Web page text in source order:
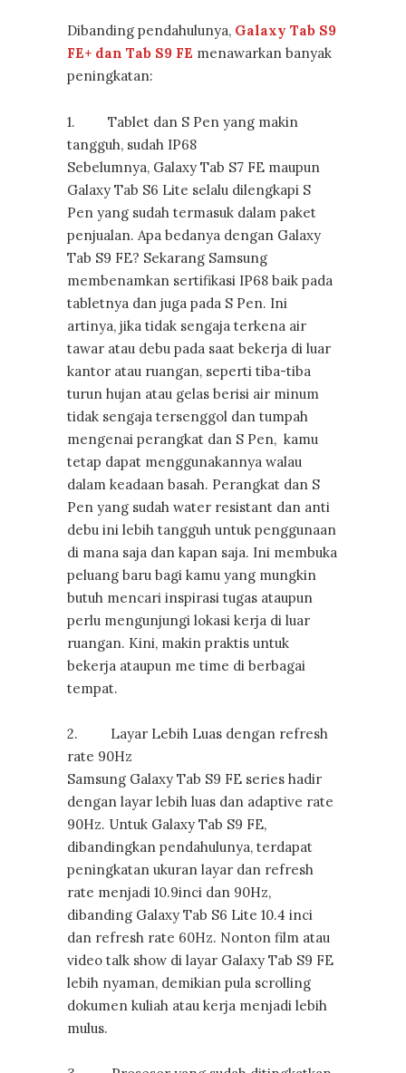
Dibanding pendahulunya, Galaxy Tab S9
FE+ dan Tab S9 FE menawarkan banyak
peningkatan:
1. Tablet dan S Pen yang makin
tangguh, sudah IP68
Sebelumnya, Galaxy Tab S7 FE maupun
Galaxy Tab S6 Lite selalu dilengkapi S
Pen yang sudah termasuk dalam paket
penjualan. Apa bedanya dengan Galaxy
Tab S9 FE? Sekarang Samsung
membenamkan sertifikasi IP68 baik pada
tabletnya dan juga pada S Pen. Ini
artinya, jika tidak sengaja terkena air
tawar atau debu pada saat bekerja di luar
kantor atau ruangan, seperti tiba-tiba
turun hujan atau gelas berisi air minum
tidak sengaja tersenggol dan tumpah
mengenai perangkat dan S Pen, kamu
tetap dapat menggunakannya walau
dalam keadaan basah. Perangkat dan S
Pen yang sudah water resistant dan anti
debu ini lebih tangguh untuk penggunaan
di mana saja dan kapan saja. Ini membuka
peluang baru bagi kamu yang mungkin
butuh mencari inspirasi tugas ataupun
perlu mengunjungi lokasi kerja di luar
ruangan. Kini, makin praktis untuk
bekerja ataupun me time di berbagai
tempat.
2. Layar Lebih Luas dengan refresh
rate 90Hz
Samsung Galaxy Tab S9 FE series hadir
dengan layar lebih luas dan adaptive rate
90Hz. Untuk Galaxy Tab S9 FE,
dibandingkan pendahulunya, terdapat
peningkatan ukuran layar dan refresh
rate menjadi 10.9inci dan 90Hz,
dibanding Galaxy Tab S6 Lite 10.4 inci
dan refresh rate 60Hz. Nonton film atau
video talk show di layar Galaxy Tab S9 FE
lebih nyaman, demikian pula scrolling
dokumen kuliah atau kerja menjadi lebih
mulus.